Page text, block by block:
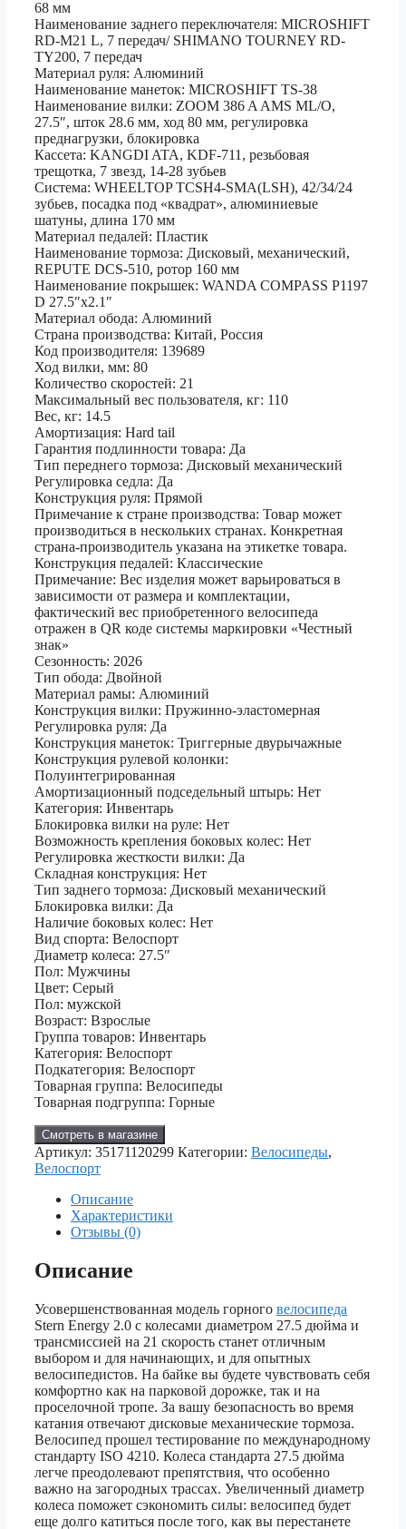
68 мм
Наименование заднего переключателя: MICROSHIFT
RD-M21 L, 7 передач/ SHIMANO TOURNEY RD-
TY200, 7 передач
Материал руля: Алюминий
Наименование манеток: MICROSHIFT TS-38
Наименование вилки: ZOOM 386 A AMS ML/O,
27.5″, шток 28.6 мм, ход 80 мм, регулировка
преднагрузки, блокировка
Кассета: KANGDI ATA, KDF-711, резьбовая
трещотка, 7 звезд, 14-28 зубьев
Система: WHEELTOP TCSH4-SMA(LSH), 42/34/24
зубьев, посадка под «квадрат», алюминиевые
шатуны, длина 170 мм
Материал педалей: Пластик
Наименование тормоза: Дисковый, механический,
REPUTE DCS-510, ротор 160 мм
Наименование покрышек: WANDA COMPASS P1197
D 27.5″x2.1″
Материал обода: Алюминий
Страна производства: Китай, Россия
Код производителя: 139689
Ход вилки, мм: 80
Количество скоростей: 21
Максимальный вес пользователя, кг: 110
Вес, кг: 14.5
Амортизация: Hard tail
Гарантия подлинности товара: Да
Тип переднего тормоза: Дисковый механический
Регулировка седла: Да
Конструкция руля: Прямой
Примечание к стране производства: Товар может
производиться в нескольких странах. Конкретная
страна-производитель указана на этикетке товара.
Конструкция педалей: Классические
Примечание: Вес изделия может варьироваться в
зависимости от размера и комплектации,
фактический вес приобретенного велосипеда
отражен в QR коде системы маркировки «Честный
знак»
Сезонность: 2026
Тип обода: Двойной
Материал рамы: Алюминий
Конструкция вилки: Пружинно-эластомерная
Регулировка руля: Да
Конструкция манеток: Триггерные двурычажные
Конструкция рулевой колонки:
Полуинтегрированная
Амортизационный подседельный штырь: Нет
Категория: Инвентарь
Блокировка вилки на руле: Нет
Возможность крепления боковых колес: Нет
Регулировка жесткости вилки: Да
Складная конструкция: Нет
Тип заднего тормоза: Дисковый механический
Блокировка вилки: Да
Наличие боковых колес: Нет
Вид спорта: Велоспорт
Диаметр колеса: 27.5″
Пол: Мужчины
Цвет: Серый
Пол: мужской
Возраст: Взрослые
Группа товаров: Инвентарь
Категория: Велоспорт
Подкатегория: Велоспорт
Товарная группа: Велосипеды
Товарная подгруппа: Горные
Смотреть в магазине
Артикул: 35171120299 Категории: Велосипеды,
Велоспорт
Описание
Характеристики
Отзывы (0)
Описание
Усовершенствованная модель горного велосипеда
Stern Energy 2.0 с колесами диаметром 27.5 дюйма и
трансмиссией на 21 скорость станет отличным
выбором и для начинающих, и для опытных
велосипедистов. На байке вы будете чувствовать себя
комфортно как на парковой дорожке, так и на
проселочной тропе. За вашу безопасность во время
катания отвечают дисковые механические тормоза.
Велосипед прошел тестирование по международному
стандарту ISO 4210. Колеса стандарта 27.5 дюйма
легче преодолевают препятствия, что особенно
важно на загородных трассах. Увеличенный диаметр
колеса поможет сэкономить силы: велосипед будет
еще долго катиться после того, как вы перестанете